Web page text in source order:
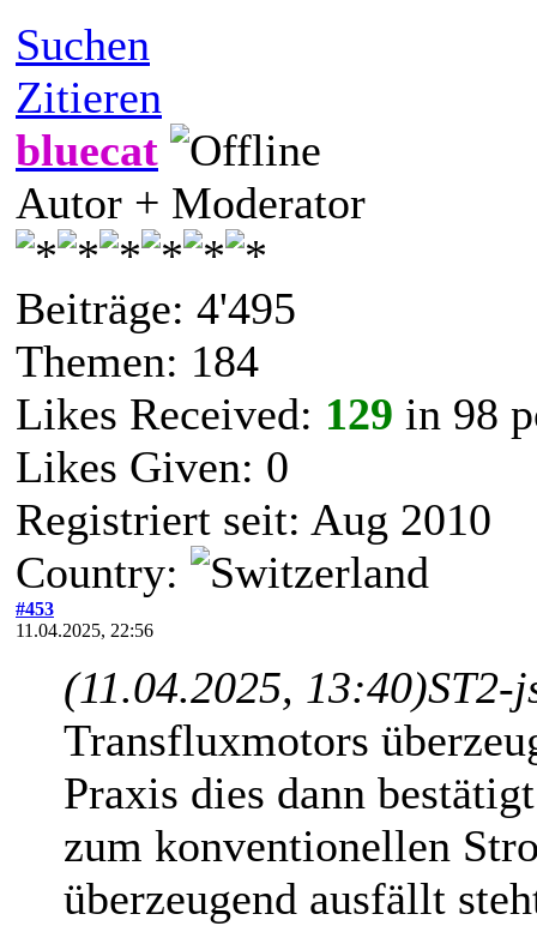
Suchen
Zitieren
bluecat
Autor + Moderator
Beiträge: 4'495
Themen: 184
Likes Received: 129 in 98
Likes Given: 0
Registriert seit: Aug 2010
Country:
#453
11.04.2025, 22:56
(11.04.2025, 13:40)ST2-
Transfluxmotors
Praxis dies dann
zum konventionellen
überzeugend ausfällt